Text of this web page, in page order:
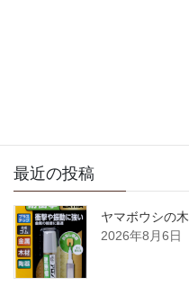
最近の投稿
ヤマボウシの木
2026年8月6日